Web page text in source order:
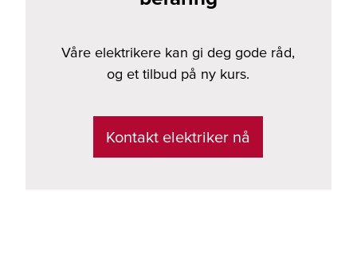
Våre elektrikere kan gi deg gode råd,
og et tilbud på ny kurs.
Kontakt elektriker nå